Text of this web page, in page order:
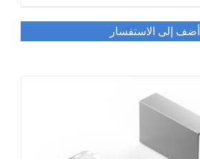
أضف إلى الاستفسار